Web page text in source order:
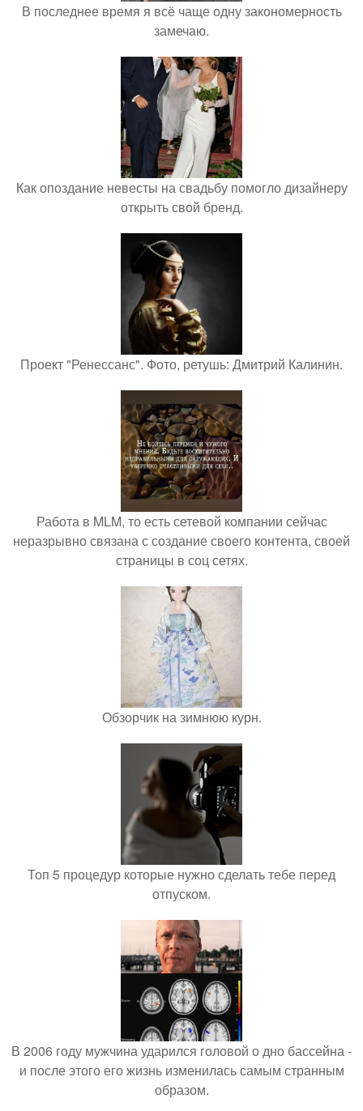
В последнее время я всё чаще одну закономерность
замечаю.
Как опоздание невесты на свадьбу помогло дизайнеру
открыть свой бренд.
Проект "Ренессанс". Фото, ретушь: Дмитрий Калинин.
Работа в MLM, то есть сетевой компании сейчас
неразрывно связана с создание своего контента, своей
страницы в соц сетях.
Обзорчик на зимнюю курн.
Топ 5 процедур которые нужно сделать тебе перед
отпуском.
В 2006 году мужчина ударился головой о дно бассейна -
и после этого его жизнь изменилась самым странным
образом.